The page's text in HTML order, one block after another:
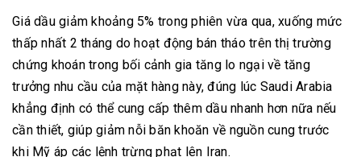
Giá dầu giảm khoảng 5% trong phiên vừa qua, xuống mức
thấp nhất 2 tháng do hoạt động bán tháo trên thị trường
chứng khoán trong bối cảnh gia tăng lo ngại về tăng
trưởng nhu cầu của mặt hàng này, đúng lúc Saudi Arabia
khẳng định có thể cung cấp thêm dầu nhanh hơn nữa nếu
cần thiết, giúp giảm nỗi băn khoăn về nguồn cung trước
khi Mỹ áp các lệnh trừng phạt lên Iran.